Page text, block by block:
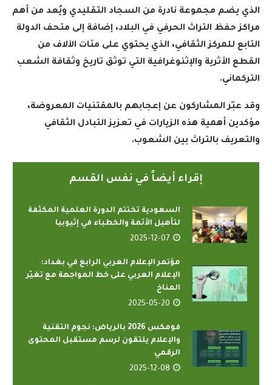
الذي يضم مجموعة نادرة من السجاد التقليدي ويُعد من أهم
مراكز حفظ التراث الحرفي في البلاد، إضافة إلى متحف الدولة
التابع للمركز الثقافي، الذي يحتوي على مئات الآلاف من
القطع الأثرية والإثنوغرافية التي توثق تاريخ وثقافة الشعب
التركماني.
وقد عبّر المشاركون عن إعجابهم بالمقتنيات المعروضة،
مؤكدين أهمية هذه الزيارات في تعزيز التبادل الثقافي
والتعريف بالتراث بين الشعوب.
إقراء أيضاً في نفس القسم
السعودية تختتم الدورة العلمية المكثفة
لتأهيل الأئمة والخطباء في إثيوبيا
2025-12-07
مؤتمر الإعلام العربي الرابع في بغداد:
الإعلام العربي على خط المواجهة مع تغيّر
المناخ
2025-05-20
فومكس 2026 بالرياض: نجوم التقنية
والإعلام يلتقون لرسم مستقبل المحتوى
الرقمي
2025-12-08